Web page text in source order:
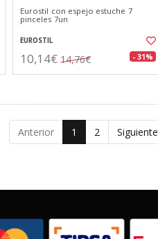
Eurostil con espejo estuche 7
pinceles 7un
EUROSTIL
10,14€ 14,76€ - 31%
Anterior 1 2 Siguiente